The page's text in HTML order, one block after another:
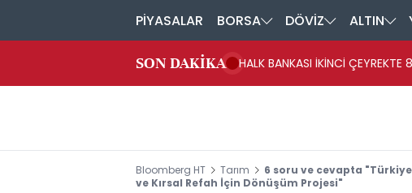
PİYASALAR BORSA DÖVİZ ALTIN
SON DAKİKA HALK BANKASI İKİNCİ ÇEYREKTE
Bloomberg HT Tarım
6 soru ve cevapta
ve Kırsal Refah İçin Dönüşüm Projesi"